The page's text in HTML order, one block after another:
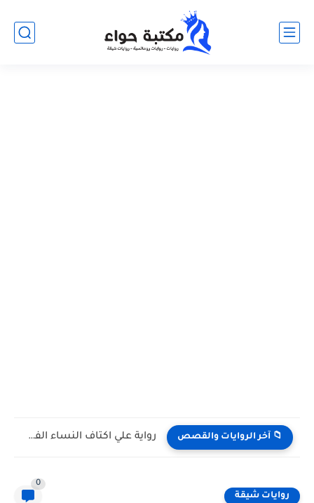
📁 آخر الروايات والقصص رواية علي اكتاف النساء الفصل الثامن 8 بقلم ناديه علي
روايات شيقة
0